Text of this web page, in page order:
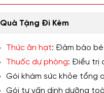
Quà Tặng Đi Kèm
Thức ăn hạt: Đảm bảo
Thuốc dự phòng: Điều trị
Gói khám sức khỏe tổng
Gói tư vấn dinh dưỡng